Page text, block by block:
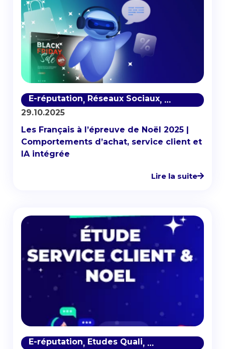
E-réputation, Réseaux Sociaux,
Satisfaction
29.10.2025
Les Français à l’épreuve de Noël 2025 |
Comportements d’achat, service client et
IA intégrée
Lire la suite
E-réputation, Etudes Quali, Réseaux Sociaux